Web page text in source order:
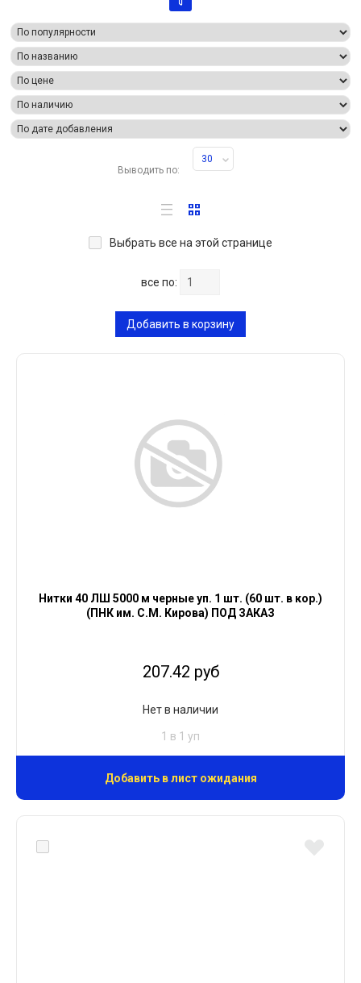
Выводить по:
30
Выбрать все на этой странице
все по:
Добавить в корзину
Нитки 40 ЛШ 5000 м черные уп. 1 шт. (60 шт. в кор.)
(ПНК им. С.М. Кирова) ПОД ЗАКАЗ
207.42 руб
Нет в наличии
1 в 1 уп
Добавить в лист ожидания